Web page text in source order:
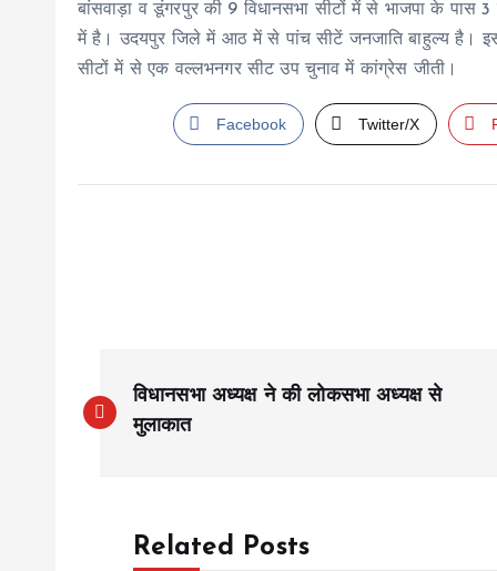
बांसवाड़ा व डूंगरपुर की 9 विधानसभा सीटों में से भाजपा के पास
में है। उदयपुर जिले में आठ में से पांच सीटें जनजाति बाहुल्य है।
सीटों में से एक वल्लभनगर सीट उप चुनाव में कांग्रेस जीती।
Facebook Twitter/X
o
विधानसभा अध्यक्ष ने की लोकसभा अध्यक्ष से
मुलाकात
Related Posts